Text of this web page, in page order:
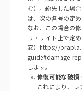
む）、紛失した場
は、次の各号の定め
なお、この場合の
リ・サイト上で定
安）https://
guide#damage-
します。
修復可能な破損
これにより、レ